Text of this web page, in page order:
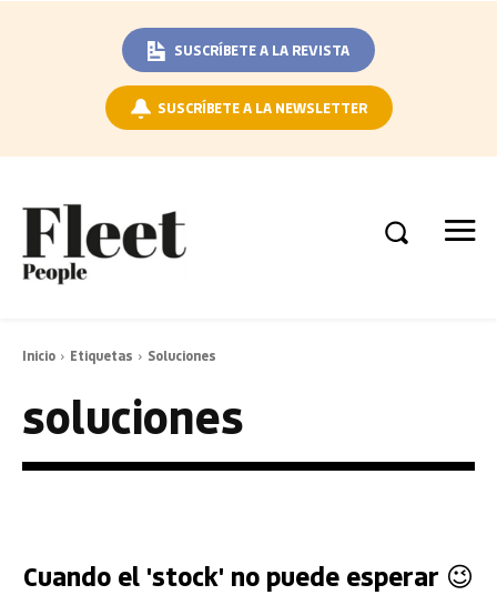
SUSCRÍBETE A LA REVISTA
SUSCRÍBETE A LA NEWSLETTER
Inicio Etiquetas Soluciones
soluciones
Cuando el 'stock' no puede esperar 😉